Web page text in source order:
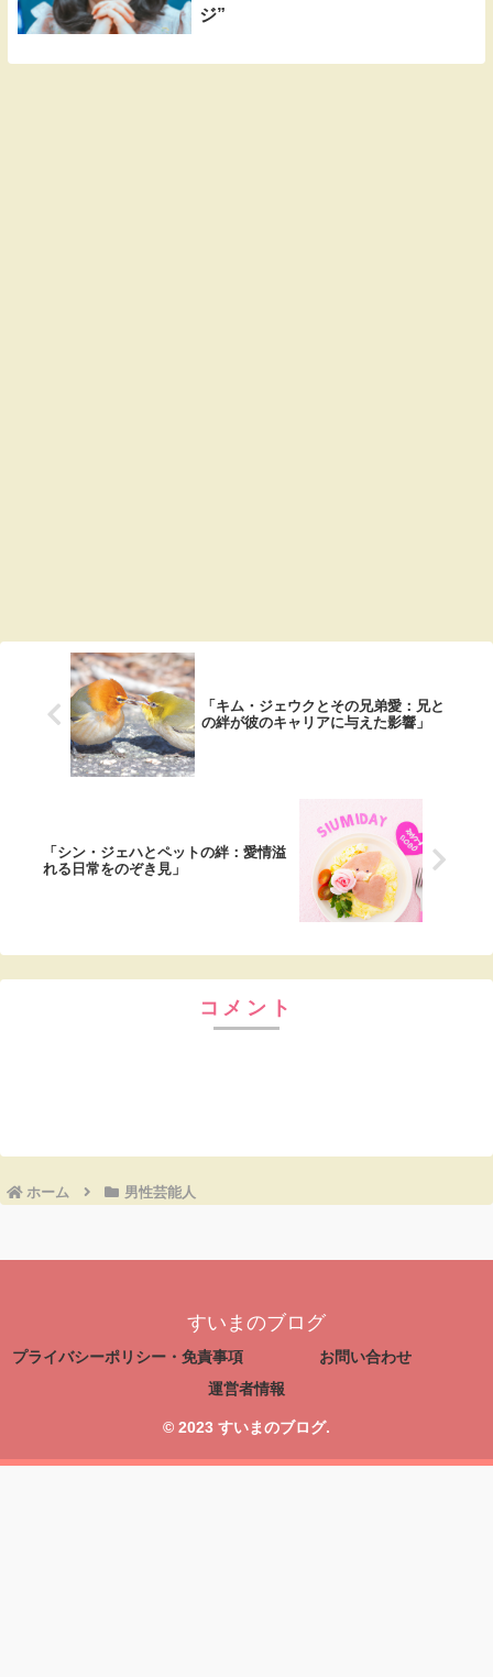
ジ”
「キム・ジェウクとその兄弟愛：兄と
の絆が彼のキャリアに与えた影響」
「シン・ジェハとペットの絆：愛情溢
れる日常をのぞき見」
コメント
ホーム 男性芸能人
すいまのブログ
プライバシーポリシー・免責事項
お問い合わせ
運営者情報
© 2023 すいまのブログ.